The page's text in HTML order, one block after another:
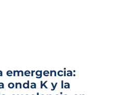
emergencia:
onda K y la